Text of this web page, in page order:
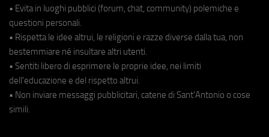
• Evita in luoghi pubblici (forum, chat, community) polemiche e
questioni personali.
• Rispetta le idee altrui, le religioni e razze diverse dalla tua, non
bestemmiare né insultare altri utenti.
• Sentiti libero di esprimere le proprie idee, nei limiti
dell'educazione e del rispetto altrui.
• Non inviare messaggi pubblicitari, catene di Sant'Antonio o cose
simili.